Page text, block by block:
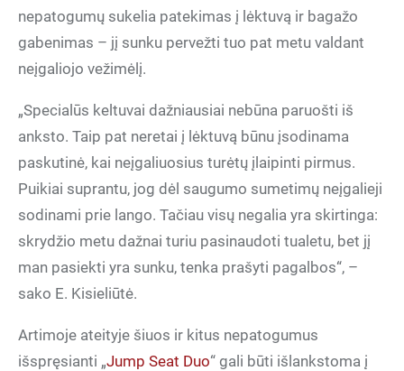
nepatogumų sukelia patekimas į lėktuvą ir bagažo
gabenimas – jį sunku pervežti tuo pat metu valdant
neįgaliojo vežimėlį.
„Specialūs keltuvai dažniausiai nebūna paruošti iš
anksto. Taip pat neretai į lėktuvą būnu įsodinama
paskutinė, kai neįgaliuosius turėtų įlaipinti pirmus.
Puikiai suprantu, jog dėl saugumo sumetimų neįgalieji
sodinami prie lango. Tačiau visų negalia yra skirtinga:
skrydžio metu dažnai turiu pasinaudoti tualetu, bet jį
man pasiekti yra sunku, tenka prašyti pagalbos“, –
sako E. Kisieliūtė.
Artimoje ateityje šiuos ir kitus nepatogumus
išspręsianti „Jump Seat Duo“ gali būti išlankstoma į